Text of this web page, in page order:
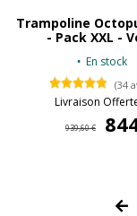
Trampoline
- Pack XXL -
En stock
(34
Livraison
939,60 €